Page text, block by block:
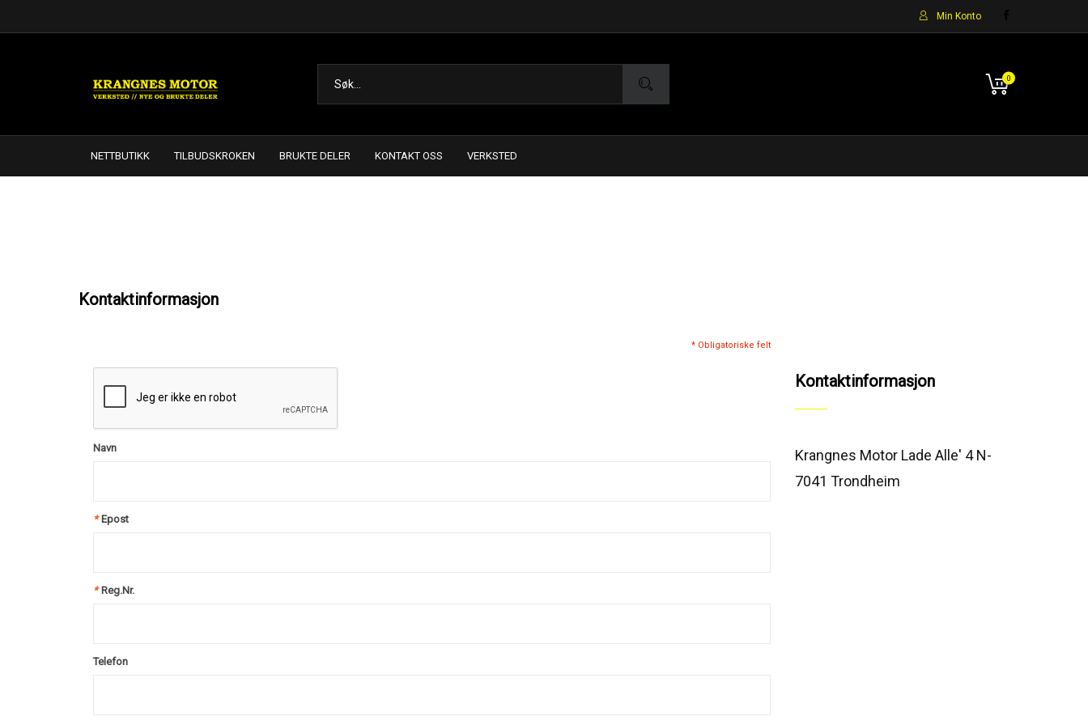
Min Konto
0
NETTBUTIKK TILBUDSKROKEN BRUKTE DELER KONTAKT OSS VERKSTED
Kontaktinformasjon
* Obligatoriske felt
Navn
* Epost
* Reg.Nr.
Telefon
Kontaktinformasjon
Krangnes Motor Lade Alle' 4 N-
7041 Trondheim